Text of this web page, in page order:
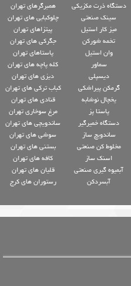
دستگاه ذرت مکزیکی
سینک صنعتی
میز کار استیل
تخمه شورکن
وان استیل
سماور
دیسپلی
گرمکن پیراشکی
یخچال نوشابه
پاستا پز
دستگاه خمیرگیر
ساندویچ ساز
مخلوط کن صنعتی
اسنک ساز
آبمیوه گیری صنعتی
آبسردکن
همبرگرهای تهران
چلوکبابی های تهران
پیتزاهای تهران
جگرکی های تهران
پاستاهای تهران
کله پاچه های تهران
دیزی های تهران
کباب ترکی های تهران
قنادی های تهران
مرغ سوخاری تهران
ساندویچی های تهران
سوشی های تهران
بستنی های تهران
کافه های تهران
قلیان های تهران
رستوران های کرج